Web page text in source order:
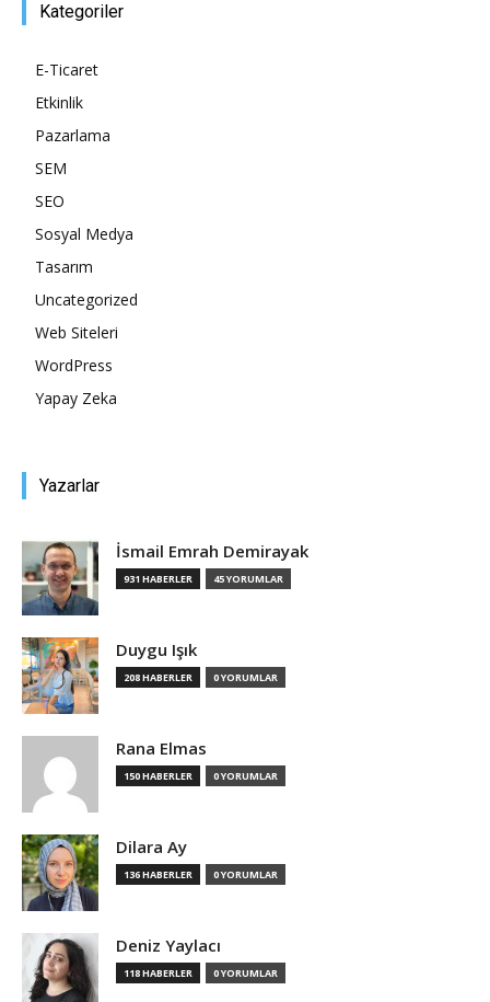
Kategoriler
E-Ticaret
Etkinlik
Pazarlama
SEM
SEO
Sosyal Medya
Tasarım
Uncategorized
Web Siteleri
WordPress
Yapay Zeka
Yazarlar
İsmail Emrah Demirayak
931 HABERLER 45 YORUMLAR
Duygu Işık
208 HABERLER 0 YORUMLAR
Rana Elmas
150 HABERLER 0 YORUMLAR
Dilara Ay
136 HABERLER 0 YORUMLAR
Deniz Yaylacı
118 HABERLER 0 YORUMLAR